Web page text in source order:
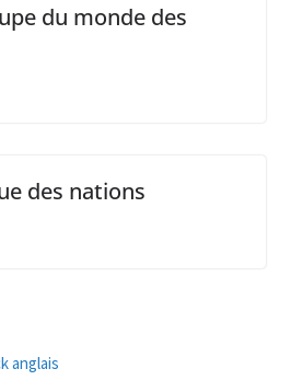
du monde des
des nations
anglais